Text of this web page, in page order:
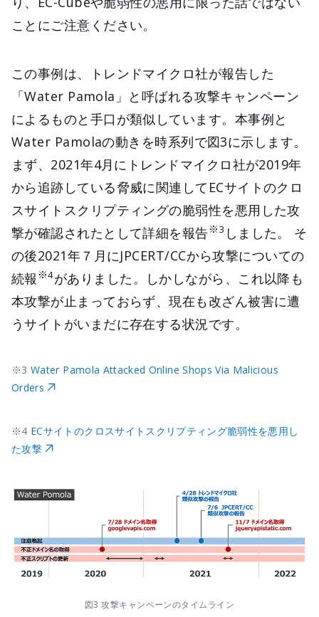
ことにご注意ください。
この事例は、トレンドマイクロ社が報告した
「Water Pamola」と呼ばれる攻撃キャンペーン
によるものと手口が類似しています。本事例と
Water Pamolaの動きを時系列で図3に示します。
まず、2021年4月にトレンドマイクロ社が2019年
から追跡している脅威に関連してECサイトのクロ
スサイトスクリプティングの脆弱性を悪用した攻
撃が確認されたとして詳細を報告※3 しました。 そ
の後2021年７月にJPCERT/CCから攻撃についての
続報 ※4がありました。しかしながら、これ以降も
本攻撃が止まっておらず、現在も改ざん被害に遭
うサイトがいまだに存在する状況です。
※3Water Pamola Attacked Online Shops Via Malicious
Orders
※4 ECサイトのクロスサイトスクリプティング脆弱性を悪用し
た攻撃
図3 攻撃キャンペーンのタイムライン